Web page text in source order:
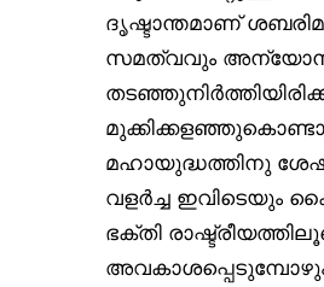
ദൃഷ്ടാന്തമാണ്
സമത്വവും
മഹായുദ്ധത്തിനു
വളർച്ച ഇവിടെയും
ഭക്തി